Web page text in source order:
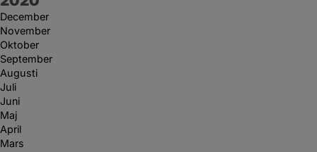
December
November
Oktober
September
Augusti
Juli
Juni
Maj
April
Mars